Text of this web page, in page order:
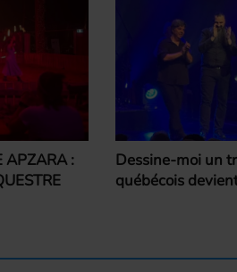
APZARA :
Dessine-moi un
québécois